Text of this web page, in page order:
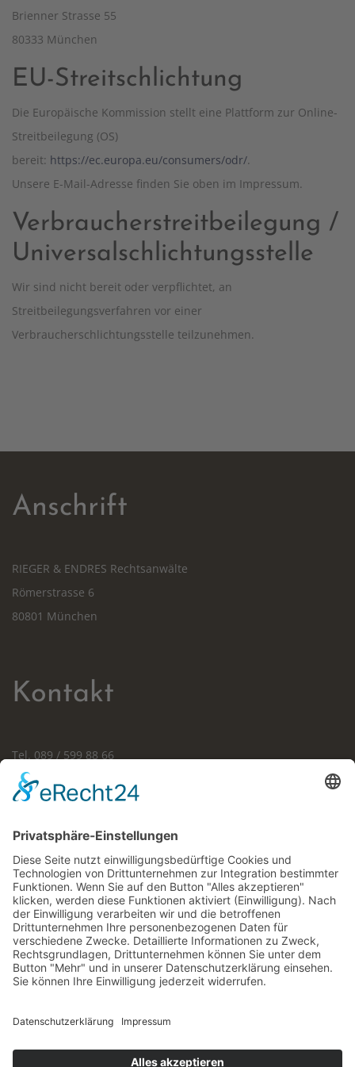
Brienner Strasse 55
80333 München
EU-Streitschlichtung
Die Europäische Kommission stellt eine Plattform zur Online-
Streitbeilegung (OS)
bereit: https://ec.europa.eu/consumers/odr/.
Unsere E-Mail-Adresse finden Sie oben im Impressum.
Verbraucherstreitbeilegung /
Universalschlichtungsstelle
Wir sind nicht bereit oder verpflichtet, an
Streitbeilegungsverfahren vor einer
Verbraucherschlichtungsstelle teilzunehmen.
Anschrift
RIEGER & ENDRES Rechtsanwälte
Römerstrasse 6
80801 München
Kontakt
Tel. 089 / 599 88 66
Fax. 089 / 538 49 506
Email:info@rae-rieger.de
Anfahrt
Routenplaner Google-Maps
Rechtliches
Impressum